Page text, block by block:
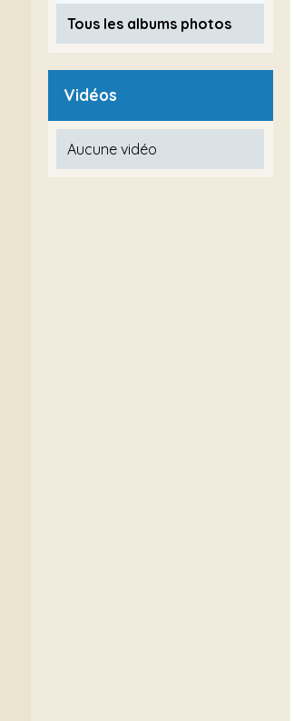
Tous les albums photos
Vidéos
Aucune vidéo